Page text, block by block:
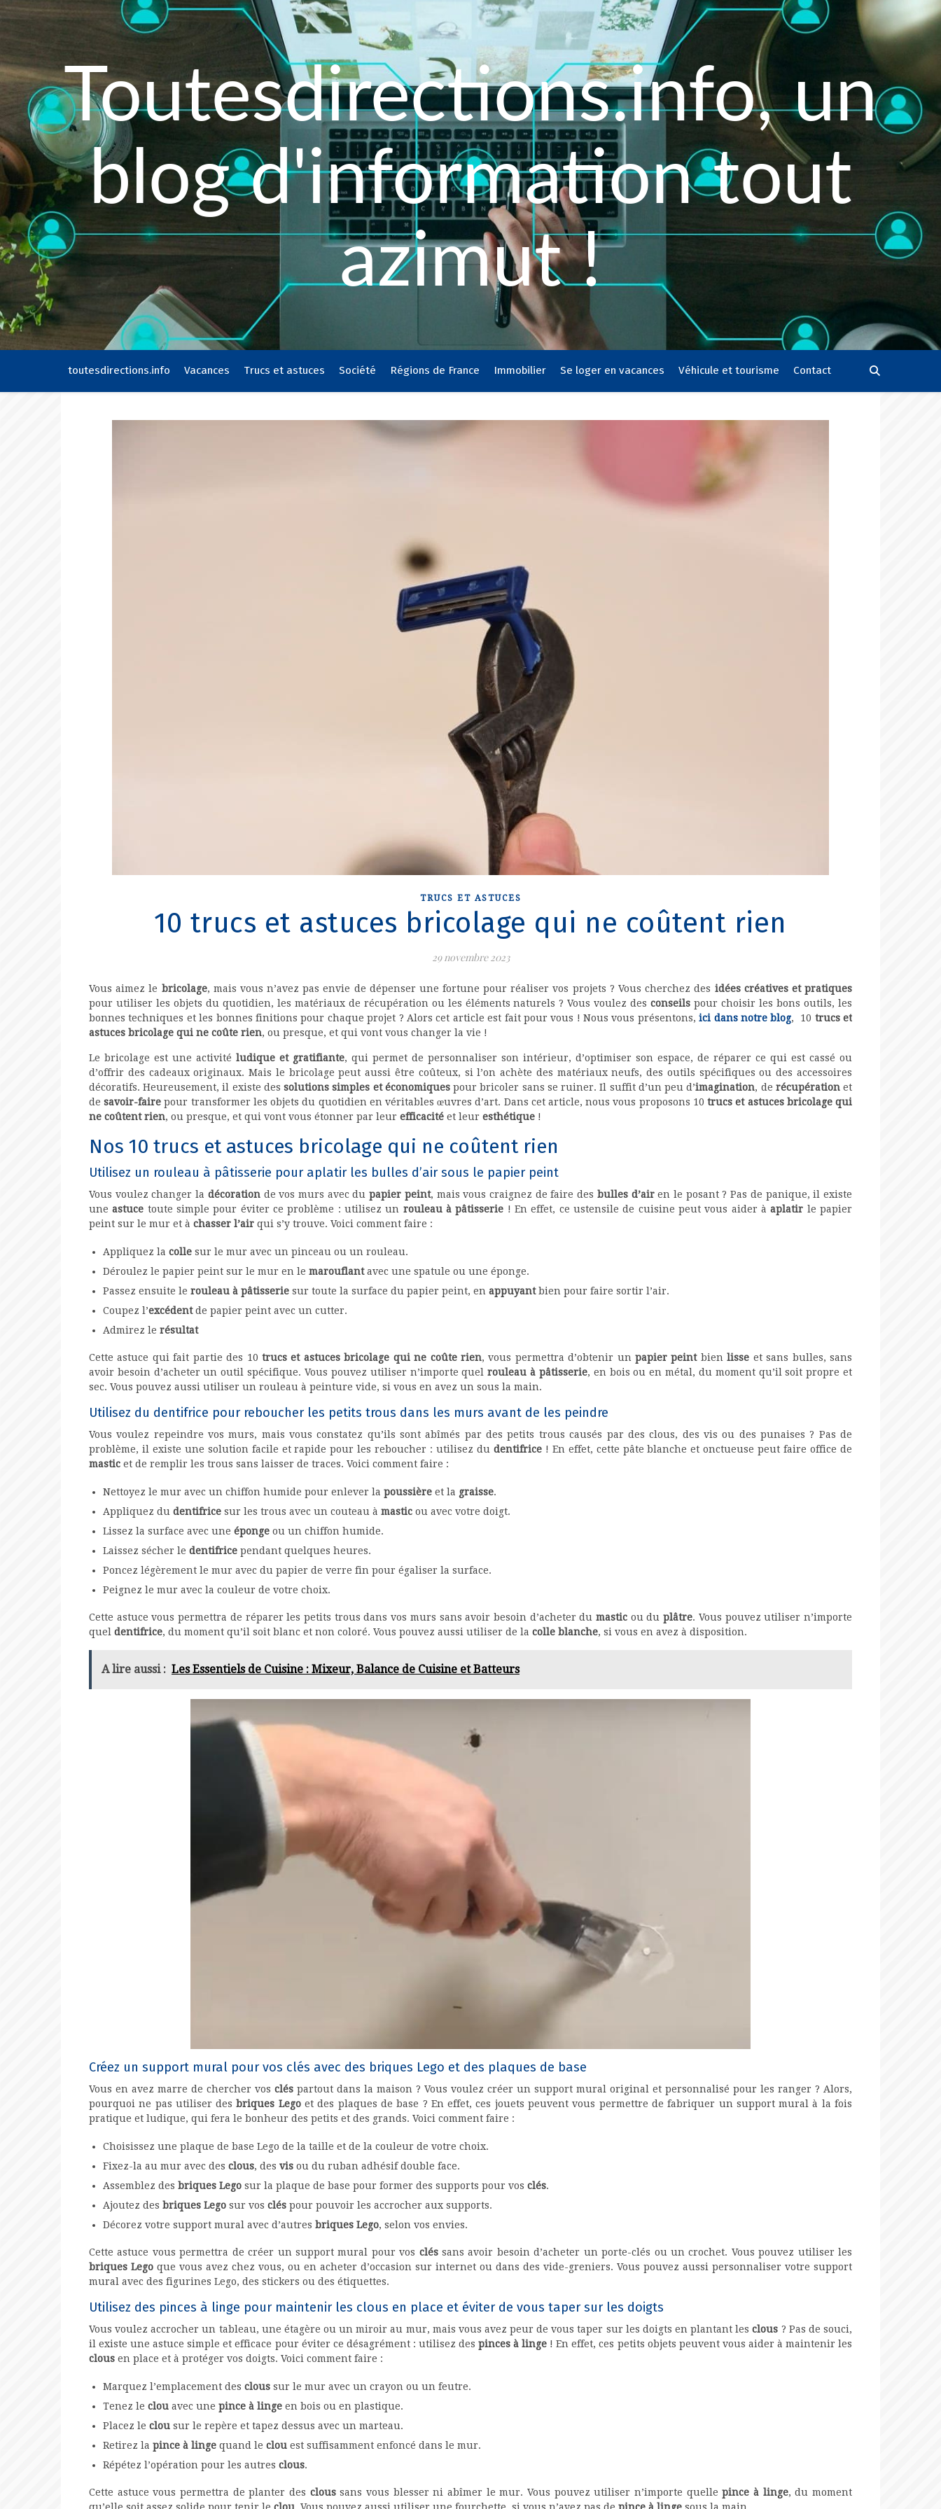
Toutesdirections.info, un
blog d'information tout
azimut !
toutesdirections.info Vacances Trucs et astuces Société Régions de France Immobilier Se loger en vacances Véhicule et tourisme Contact
TRUCS ET ASTUCES
10 trucs et astuces bricolage qui ne coûtent rien
29 novembre 2023
Vous aimez le bricolage, mais vous n’avez pas envie de dépenser une fortune pour réaliser vos projets ? Vous cherchez des idées créatives et pratiques
pour utiliser les objets du quotidien, les matériaux de récupération ou les éléments naturels ? Vous voulez desconseils pour choisir les bons outils, les
bonnes techniques et les bonnes finitions pour chaque projet ? Alors cet article est fait pour vous ! Nous vous présentons,ici dans notre blog, 10 trucs et
astuces bricolage qui ne coûte rien, ou presque, et qui vont vous changer la vie !
Le bricolage est une activité ludique et gratifiante, qui permet de personnaliser son intérieur, d’optimiser son espace, de réparer ce qui est cassé ou
d’offrir des cadeaux originaux. Mais le bricolage peut aussi être coûteux, si l’on achète des matériaux neufs, des outils spécifiques ou des accessoires
décoratifs. Heureusement, il existe dessolutions simples et économiquespour bricoler sans se ruiner. Il suffit d’un peu d’imagination, de récupérationet
desavoir-faire pour transformer les objets du quotidien en véritables œuvres d’art. Dans cet article, nous vous proposons 10trucs et astuces bricolage qui
ne coûtent rien, ou presque, et qui vont vous étonner par leur efficacité et leur esthétique !
Nos 10 trucs et astuces bricolage qui ne coûtent rien
Utilisez un rouleau à pâtisserie pour aplatir les bulles d’air sous le papier peint
Vous voulez changer la décorationde vos murs avec dupapier peint, mais vous craignez de faire des bulles d’airen le posant ? Pas de panique, il existe
uneastuce toute simple pour éviter ce problème : utilisez un rouleau à pâtisserie ! En effet, ce ustensile de cuisine peut vous aider àaplatir le papier
peint sur le mur et à chasser l’air qui s’y trouve. Voici comment faire :
Appliquez la colle sur le mur avec un pinceau ou un rouleau.
Déroulez le papier peint sur le mur en le marouflantavec une spatule ou une éponge.
Passez ensuite le rouleau à pâtisserie sur toute la surface du papier peint, en appuyantbien pour faire sortir l’air.
Coupez l’excédentde papier peint avec un cutter.
Admirez le résultat
Cette astuce qui fait partie des 10 trucs et astuces bricolage qui ne coûte rien, vous permettra d’obtenir unpapier peintbienlisse et sans bulles, sans
avoir besoin d’acheter un outil spécifique. Vous pouvez utiliser n’importe quelrouleau à pâtisserie, en bois ou en métal, du moment qu’il soit propre et
sec. Vous pouvez aussi utiliser un rouleau à peinture vide, si vous en avez un sous la main.
Utilisez du dentifrice pour reboucher les petits trous dans les murs avant de les peindre
Vous voulez repeindre vos murs, mais vous constatez qu’ils sont abîmés par des petits trous causés par des clous, des vis ou des punaises ? Pas de
problème, il existe une solution facile et rapide pour les reboucher : utilisez du dentifrice! En effet, cette pâte blanche et onctueuse peut faire office de
mastic et de remplir les trous sans laisser de traces. Voici comment faire :
Nettoyez le mur avec un chiffon humide pour enlever la poussière et la graisse.
Appliquez du dentifrice sur les trous avec un couteau à mastic ou avec votre doigt.
Lissez la surface avec une éponge ou un chiffon humide.
Laissez sécher le dentifrice pendant quelques heures.
Poncez légèrement le mur avec du papier de verre fin pour égaliser la surface.
Peignez le mur avec la couleur de votre choix.
Cette astuce vous permettra de réparer les petits trous dans vos murs sans avoir besoin d’acheter dumastic ou duplâtre. Vous pouvez utiliser n’importe
quel dentifrice, du moment qu’il soit blanc et non coloré. Vous pouvez aussi utiliser de la colle blanche, si vous en avez à disposition.
A lire aussi : Les Essentiels de Cuisine : Mixeur, Balance de Cuisine et Batteurs
Créez un support mural pour vos clés avec des briques Lego et des plaques de base
Vous en avez marre de chercher vos clés partout dans la maison ? Vous voulez créer un support mural original et personnalisé pour les ranger ? Alors,
pourquoi ne pas utiliser desbriques Legoet des plaques de base ? En effet, ces jouets peuvent vous permettre de fabriquer un support mural à la fois
pratique et ludique, qui fera le bonheur des petits et des grands. Voici comment faire :
Choisissez une plaque de base Lego de la taille et de la couleur de votre choix.
Fixez-la au mur avec des clous, des vis ou du ruban adhésif double face.
Assemblez des briques Lego sur la plaque de base pour former des supports pour vos clés.
Ajoutez des briques Lego sur vos clés pour pouvoir les accrocher aux supports.
Décorez votre support mural avec d’autres briques Lego, selon vos envies.
Cette astuce vous permettra de créer un support mural pour vos cléssans avoir besoin d’acheter un porte-clés ou un crochet. Vous pouvez utiliser les
briques Lego que vous avez chez vous, ou en acheter d’occasion sur internet ou dans des vide-greniers. Vous pouvez aussi personnaliser votre support
mural avec des figurines Lego, des stickers ou des étiquettes.
Utilisez des pinces à linge pour maintenir les clous en place et éviter de vous taper sur les doigts
Vous voulez accrocher un tableau, une étagère ou un miroir au mur, mais vous avez peur de vous taper sur les doigts en plantant lesclous ? Pas de souci,
il existe une astuce simple et efficace pour éviter ce désagrément : utilisez des pinces à linge ! En effet, ces petits objets peuvent vous aider à maintenir les
clous en place et à protéger vos doigts. Voici comment faire :
Marquez l’emplacement des clous sur le mur avec un crayon ou un feutre.
Tenez le clou avec une pince à linge en bois ou en plastique.
Placez le clou sur le repère et tapez dessus avec un marteau.
Retirez la pince à linge quand le clou est suffisamment enfoncé dans le mur.
Répétez l’opération pour les autres clous.
Cette astuce vous permettra de planter des cloussans vous blesser ni abîmer le mur. Vous pouvez utiliser n’importe quellepince à linge, du moment